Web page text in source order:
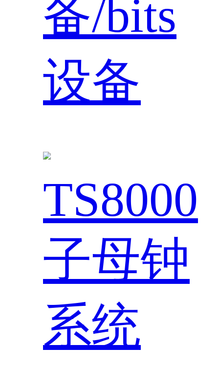
备/bits
设备
TS8000
子母钟
系统